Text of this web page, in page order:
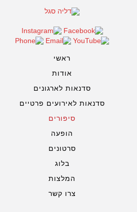
ראשי
אודות
סדנאות לארגונים
סדנאות לאירועים פרטיים
סיפורים
הופעה
סרטונים
בלוג
המלצות
צרו קשר